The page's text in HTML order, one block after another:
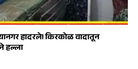
हादरले! किरकोळ वादातून
हल्ला